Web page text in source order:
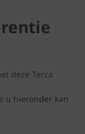
deze Terca
u hieronder kan